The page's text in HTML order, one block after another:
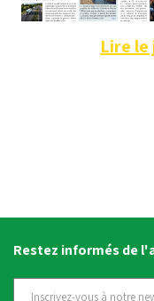
Lire
Restez informés de